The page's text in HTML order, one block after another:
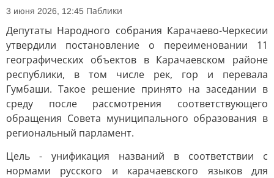
3 июня 2026, 12:45 Паблики
Депутаты Народного собрания Карачаево-Черкесии
утвердили постановление о переименовании 11
географических объектов в Карачаевском районе
республики, в том числе рек, гор и перевала
Гумбаши. Такое решение принято на заседании в
среду после рассмотрения соответствующего
обращения Совета муниципального образования в
региональный парламент.
Цель - унификация названий в соответствии с
нормами русского и карачаевского языков для